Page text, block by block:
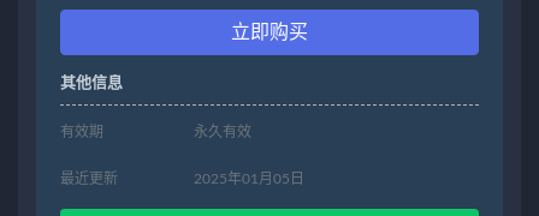
立即购买
其他信息
有效期 永久有效
最近更新 2025年01月05日